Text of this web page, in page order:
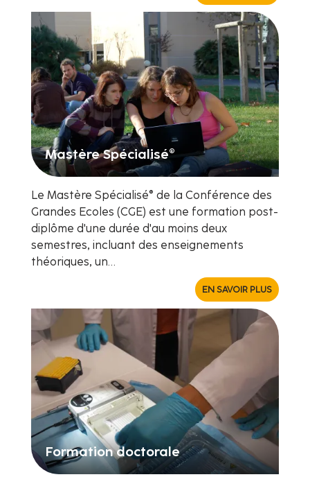
Mastère Spécialisé®
Le Mastère Spécialisé® de la Conférence des
Grandes Ecoles (CGE) est une formation post-
diplôme d'une durée d'au moins deux
semestres, incluant des enseignements
théoriques, un…
EN SAVOIR PLUS
Formation doctorale